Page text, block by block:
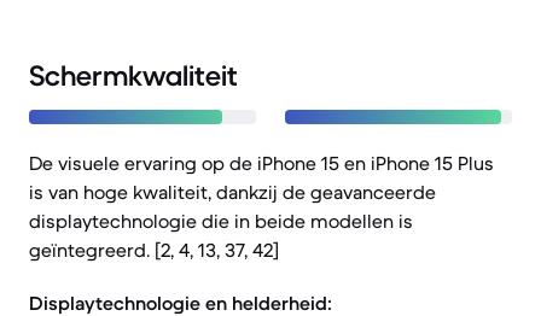
Schermkwaliteit
De visuele ervaring op de iPhone 15 en iPhone 15 Plus
is van hoge kwaliteit, dankzij de geavanceerde
displaytechnologie die in beide modellen is
geïntegreerd. [2, 4, 13, 37, 42]
Displaytechnologie en helderheid: